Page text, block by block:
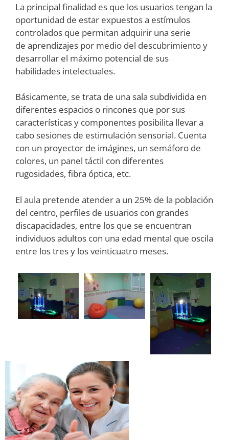
La principal finalidad es que los usuarios tengan la
oportunidad de estar expuestos a estímulos
controlados que permitan adquirir una serie
de aprendizajes por medio del descubrimiento y
desarrollar el máximo potencial de sus
habilidades intelectuales.
Básicamente, se trata de una sala subdividida en
diferentes espacios o rincones que por sus
características y componentes posibilita llevar a
cabo sesiones de estimulación sensorial. Cuenta
con un proyector de imágines, un semáforo de
colores, un panel táctil con diferentes
rugosidades, fibra óptica, etc.
El aula pretende atender a un 25% de la población
del centro, perfiles de usuarios con grandes
discapacidades, entre los que se encuentran
individuos adultos con una edad mental que oscila
entre los tres y los veinticuatro meses.